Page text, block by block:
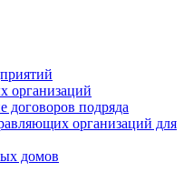
организаций
договоров подряда
организаций для
домов